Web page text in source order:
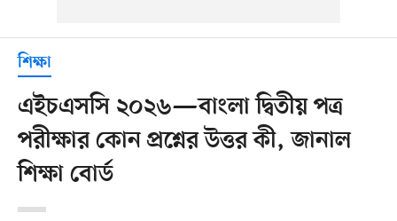
শিক্ষা
এইচএসসি ২০২৬—বাংলা দ্বিতীয় পত্র
পরীক্ষার কোন প্রশ্নের উত্তর কী, জানাল
শিক্ষা বোর্ড